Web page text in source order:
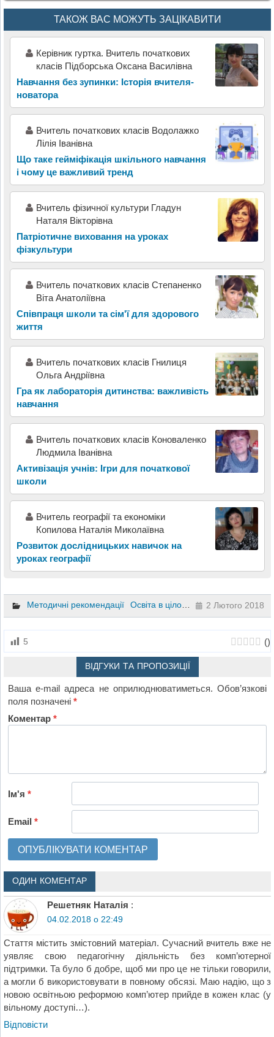
ТАКОЖ ВАС МОЖУТЬ ЗАЦІКАВИТИ
Керівник гуртка. Вчитель початкових
класів Підборська Оксана Василівна
Навчання без зупинки: Історія вчителя-
новатора
Вчитель початкових класів Водолажко
Лілія Іванівна
Що таке гейміфікація шкільного навчання
і чому це важливий тренд
Вчитель фізичної культури Гладун
Наталя Вікторівна
Патріотичне виховання на уроках
фізкультури
Вчитель початкових класів Степаненко
Віта Анатоліївна
Співпраця школи та сім'ї для здорового
життя
Вчитель початкових класів Гнилиця
Ольга Андріївна
Гра як лабораторія дитинства: важливість
навчання
Вчитель початкових класів Коноваленко
Людмила Іванівна
Активізація учнів: Ігри для початкової
школи
Вчитель географії та економіки
Копилова Наталія Миколаївна
Розвиток дослідницьких навичок на
уроках географії
Методичні рекомендації Освіта в цілому 2 Лютого 2018
5 ()
ВІДГУКИ ТА ПРОПОЗИЦІЇ
Ваша e-mail адреса не оприлюднюватиметься. Обов’язкові
поля позначені*
Коментар*
Ім'я*
Email*
ОДИН КОМЕНТАР
Решетняк Наталія :
04.02.2018 о 22:49
Стаття містить змістовний матеріал. Сучасний вчитель вже не
уявляє свою педагогічну діяльність без комп’ютерної
підтримки. Та було б добре, щоб ми про це не тільки говорили,
а могли б використовувати в повному обсязі. Маю надію, що з
новою освітньою реформою комп’ютер прийде в кожен клас (у
вільному доступі…).
Відповіcти